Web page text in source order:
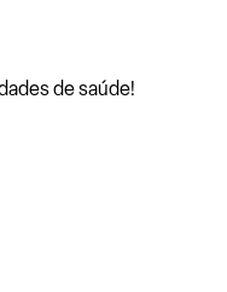
de saúde!